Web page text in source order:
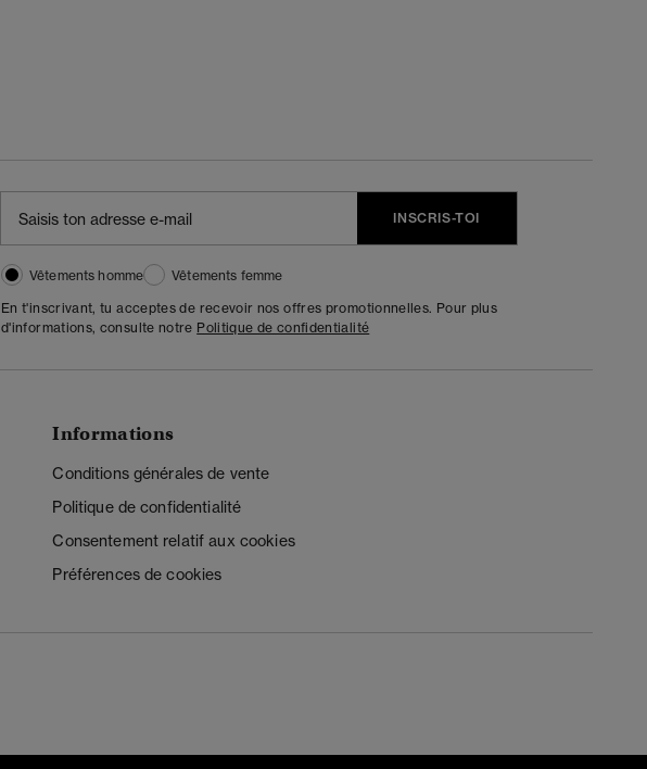
INSCRIS-TOI
Vêtements homme
Vêtements femme
En t'inscrivant, tu acceptes de recevoir nos offres promotionnelles. Pour plus
d'informations, consulte notre Politique de confidentialité
Informations
Conditions générales de vente
Politique de confidentialité
Consentement relatif aux cookies
Préférences de cookies